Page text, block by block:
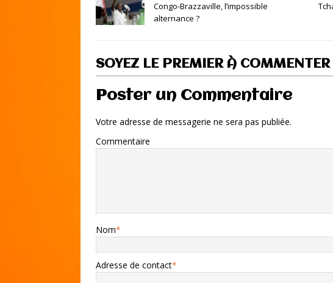
Congo-Brazzaville, l’impossible
alternance ?
SOYEZ LE PREMIER À COMMENTER
Poster un Commentaire
Votre adresse de messagerie ne sera pas publiée.
Commentaire
Nom*
Adresse de contact*